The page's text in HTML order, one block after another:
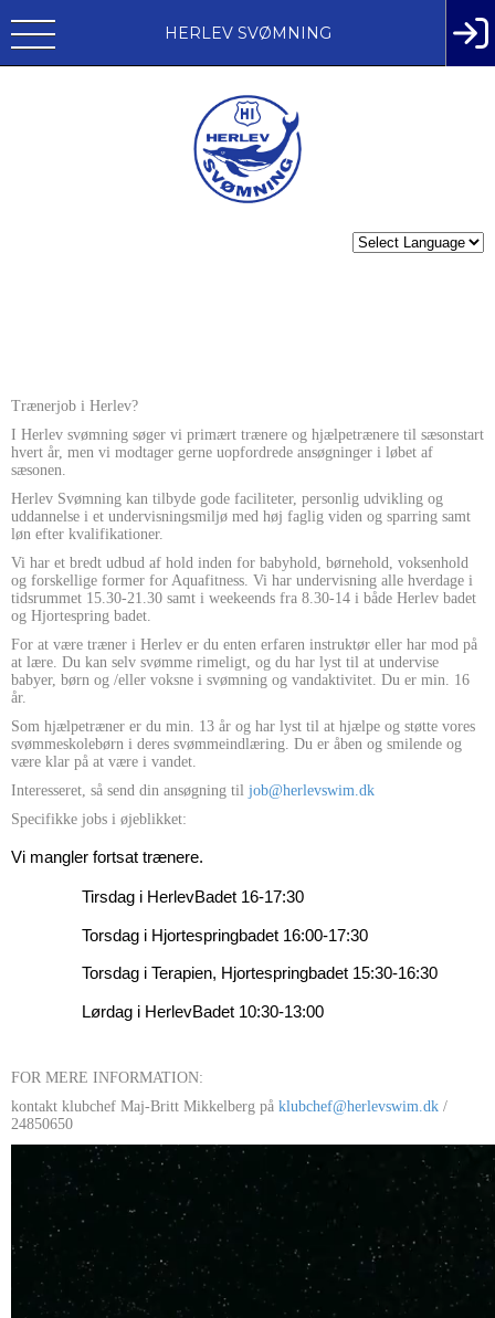
HERLEV SVØMNING
Trænerjob i Herlev?
I Herlev svømning søger vi primært trænere og hjælpetrænere til sæsonstart
hvert år, men vi modtager gerne uopfordrede ansøgninger i løbet af
sæsonen.
Herlev Svømning kan tilbyde gode faciliteter, personlig udvikling og
uddannelse i et undervisningsmiljø med høj faglig viden og sparring samt
løn efter kvalifikationer.
Vi har et bredt udbud af hold inden for babyhold, børnehold, voksenhold
og forskellige former for Aquafitness. Vi har undervisning alle hverdage i
tidsrummet 15.30-21.30 samt i weekeends fra 8.30-14 i både Herlev badet
og Hjortespring badet.
For at være træner i Herlev er du enten erfaren instruktør eller har mod på
at lære. Du kan selv svømme rimeligt, og du har lyst til at undervise
babyer, børn og /eller voksne i svømning og vandaktivitet. Du er min. 16
år.
Som hjælpetræner er du min. 13 år og har lyst til at hjælpe og støtte vores
svømmeskolebørn i deres svømmeindlæring. Du er åben og smilende og
være klar på at være i vandet.
Interesseret, så send din ansøgning til job@herlevswim.dk
Specifikke jobs i øjeblikket:
Vi mangler fortsat trænere.
Tirsdag i HerlevBadet 16-17:30
Torsdag i Hjortespringbadet 16:00-17:30
Torsdag i Terapien, Hjortespringbadet 15:30-16:30
Lørdag i HerlevBadet 10:30-13:00
FOR MERE INFORMATION:
kontakt klubchef Maj-Britt Mikkelberg på klubchef@herlevswim.dk /
24850650